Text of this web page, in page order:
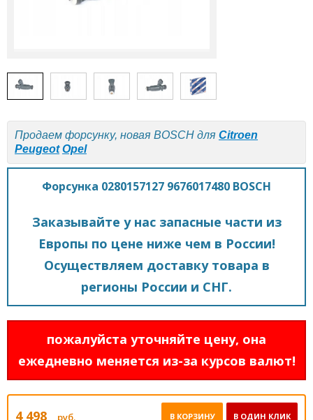
Продаем форсунку, новая BOSCH для Citroen
Peugeot Opel
Форсунка 0280157127 9676017480 BOSCH
Заказывайте у нас запасные части из
Европы по цене ниже чем в России!
Осуществляем доставку товара в
регионы России и СНГ.
пожалуйста уточняйте цену, она
ежедневно меняется из-за курсов валют!
4 498 руб. В ОДИН КЛИК
В КОРЗИНУ